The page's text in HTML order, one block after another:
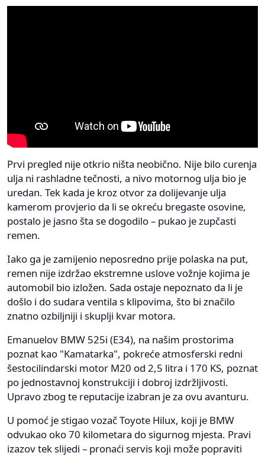
Prvi pregled nije otkrio ništa neobično. Nije bilo curenja
ulja ni rashladne tečnosti, a nivo motornog ulja bio je
uredan. Tek kada je kroz otvor za dolijevanje ulja
kamerom provjerio da li se okreću bregaste osovine,
postalo je jasno šta se dogodilo – pukao je zupčasti
remen.
Iako ga je zamijenio neposredno prije polaska na put,
remen nije izdržao ekstremne uslove vožnje kojima je
automobil bio izložen. Sada ostaje nepoznato da li je
došlo i do sudara ventila s klipovima, što bi značilo
znatno ozbiljniji i skuplji kvar motora.
Emanuelov BMW 525i (E34), na našim prostorima
poznat kao "Kamatarka", pokreće atmosferski redni
šestocilindarski motor M20 od 2,5 litra i 170 KS, poznat
po jednostavnoj konstrukciji i dobroj izdržljivosti.
Upravo zbog te reputacije izabran je za ovu avanturu.
U pomoć je stigao vozač Toyote Hilux, koji je BMW
odvukao oko 70 kilometara do sigurnog mjesta. Pravi
izazov tek slijedi – pronaći servis koji može popraviti